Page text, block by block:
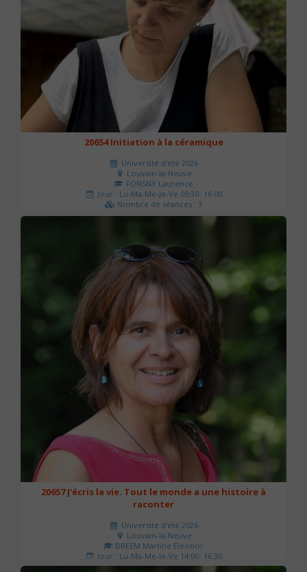
20654 Initiation à la céramique
Université d'été 2026
Louvain-la-Neuve
FONSNY Laurence
Jour : Lu-Ma-Me-Je-Ve 09:30- 16:00
Nombre de séances : 3
190 €
20657 J'écris la vie. Tout le monde a une histoire à
raconter
Université d'été 2026
Louvain-la-Neuve
BREEM Martine Eleonor
Jour : Lu-Ma-Me-Je-Ve 14:00- 16:30
Nombre de séances : 3